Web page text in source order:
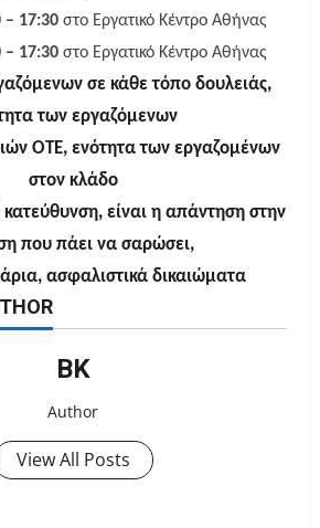
– 17:30 στο Εργατικό Κέντρο Αθήνας
– 17:30 στο Εργατικό Κέντρο Αθήνας
σε κάθε τόπο δουλειάς,
των εργαζόμενων
ΟΤΕ, ενότητα των εργαζομένων
στον κλάδο
είναι η απάντηση στην
που πάει να σαρώσει,
ασφαλιστικά δικαιώματα
ΒΚ
Author
View All Posts